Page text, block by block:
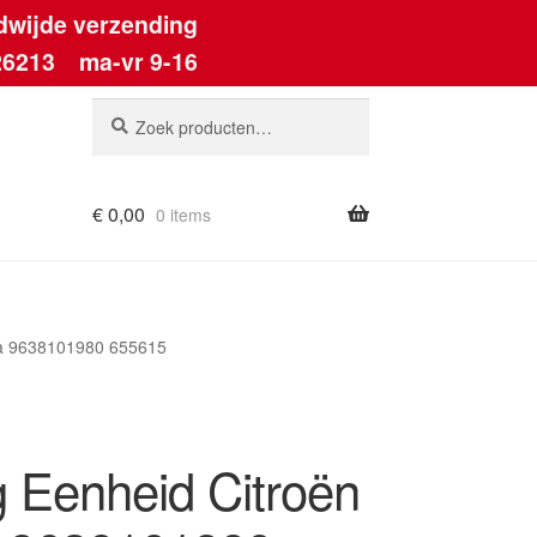
verzending
ma-vr 9-16
naar:
€0,00 0 items
9638101980 655615
Eenheid Citroën